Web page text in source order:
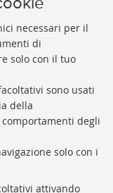
necessari per il
di
solo con il tuo
sono usati
della
degli
solo con i
attivando